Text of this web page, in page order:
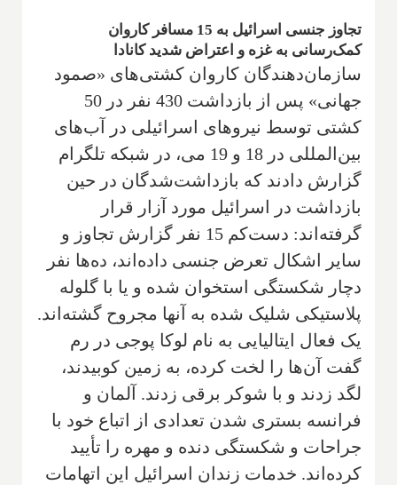
تجاوز جنسی اسرائیل به 15 مسافر کاروان
کمک‌رسانی به غزه و اعتراض شدید کانادا
سازمان‌دهندگان کاروان کشتی‌های «صمود
جهانی» پس از بازداشت 430 نفر در 50
کشتی توسط نیروهای اسرائیلی در آب‌های
بین‌المللی در 18 و 19 می، در شبکه تلگرام
گزارش دادند که بازداشت‌شدگان در حین
بازداشت در اسرائیل مورد آزار قرار
گرفته‌اند: دست‌کم 15 نفر گزارش تجاوز و
سایر اشکال تعرض جنسی داده‌اند، ده‌ها نفر
دچار شکستگی استخوان شده و یا با گلوله
پلاستیکی شلیک شده به آنها مجروح گشته‌اند.
یک فعال ایتالیایی به نام لوکا پوجی در رم
گفت آن‌ها را لخت کرده، به زمین کوبیدند،
لگد زدند و با شوکر برقی زدند. آلمان و
فرانسه بستری شدن تعدادی از اتباع خود با
جراحات و شکستگی دنده و مهره را تأیید
کرده‌اند. خدمات زندان اسرائیل این اتهامات